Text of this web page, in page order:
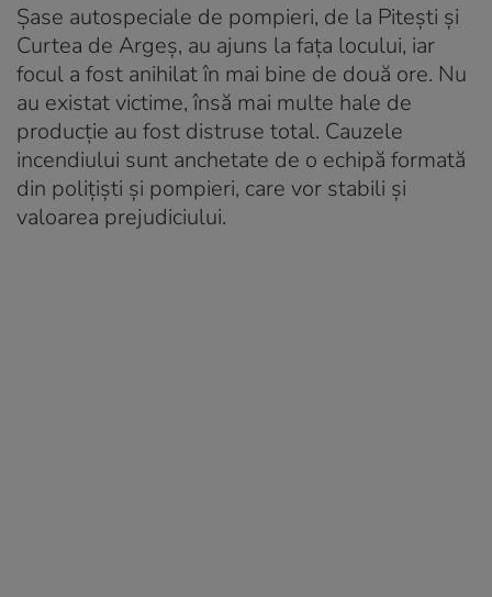
Şase autospeciale de pompieri, de la Piteşti şi
Curtea de Argeş, au ajuns la faţa locului, iar
focul a fost anihilat în mai bine de două ore. Nu
au existat victime, însă mai multe hale de
producţie au fost distruse total. Cauzele
incendiului sunt anchetate de o echipă formată
din poliţişti şi pompieri, care vor stabili şi
valoarea prejudiciului.